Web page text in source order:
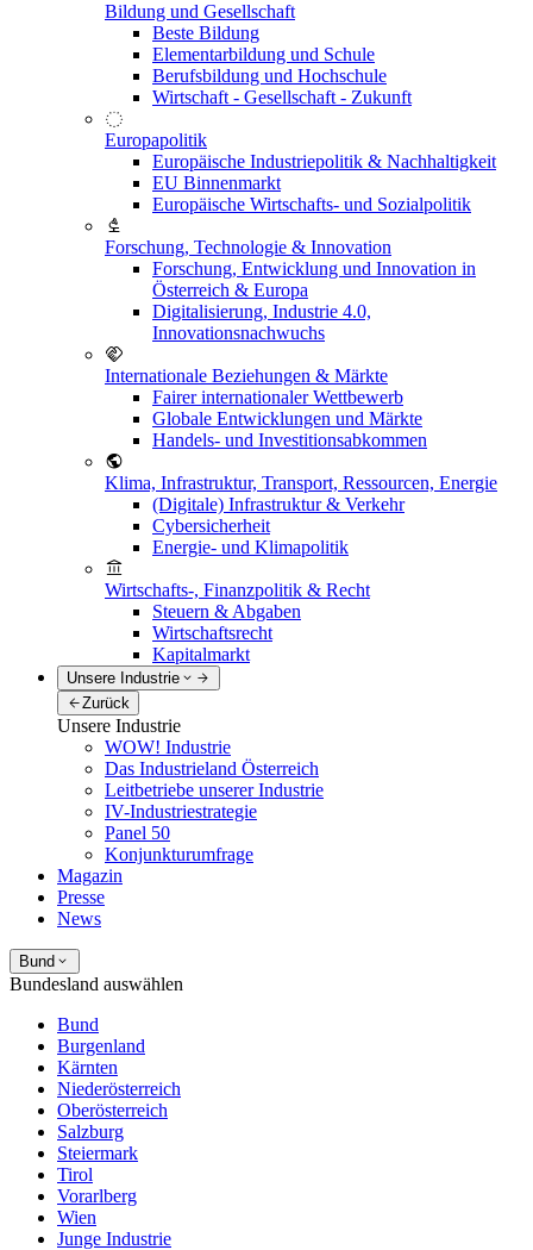
Bildung und Gesellschaft
Beste Bildung
Elementarbildung und Schule
Berufsbildung und Hochschule
Wirtschaft - Gesellschaft - Zukunft
Europapolitik
Europäische Industriepolitik & Nachhaltigkeit
EU Binnenmarkt
Europäische Wirtschafts- und Sozialpolitik
Forschung, Technologie & Innovation
Forschung, Entwicklung und Innovation in
Österreich & Europa
Digitalisierung, Industrie 4.0,
Innovationsnachwuchs
Internationale Beziehungen & Märkte
Fairer internationaler Wettbewerb
Globale Entwicklungen und Märkte
Handels- und Investitionsabkommen
Klima, Infrastruktur, Transport, Ressourcen, Energie
(Digitale) Infrastruktur & Verkehr
Cybersicherheit
Energie- und Klimapolitik
Wirtschafts-, Finanzpolitik & Recht
Steuern & Abgaben
Wirtschaftsrecht
Kapitalmarkt
Unsere Industrie
Zurück
Unsere Industrie
WOW! Industrie
Das Industrieland Österreich
Leitbetriebe unserer Industrie
IV-Industriestrategie
Panel 50
Konjunkturumfrage
Magazin
Presse
News
Bund
Bundesland auswählen
Bund
Burgenland
Kärnten
Niederösterreich
Oberösterreich
Salzburg
Steiermark
Tirol
Vorarlberg
Wien
Junge Industrie